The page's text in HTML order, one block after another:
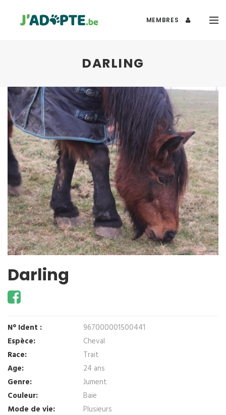
MEMBRES
DARLING
Darling
N° Ident :
967000001500441
Espèce:
Cheval
Race:
Trait
Age:
24 ans
Genre:
Jument
Couleur:
Baie
Mode de vie:
Plusieurs